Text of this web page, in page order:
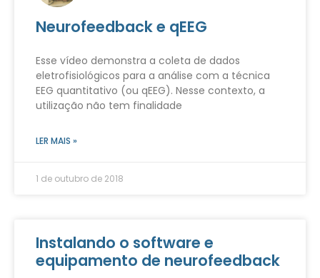
Neurofeedback e qEEG
Esse vídeo demonstra a coleta de dados
eletrofisiológicos para a análise com a técnica
EEG quantitativo (ou qEEG). Nesse contexto, a
utilização não tem finalidade
LER MAIS »
1 de outubro de 2018
Instalando o software e
equipamento de neurofeedback